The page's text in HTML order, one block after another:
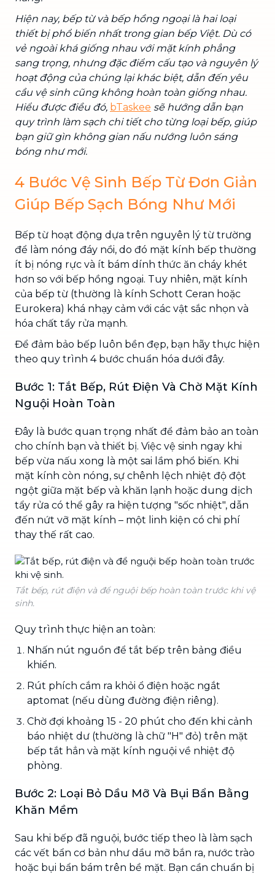
Hiện nay, bếp từ và bếp hồng ngoại là hai loại
thiết bị phổ biến nhất trong gian bếp Việt. Dù có
vẻ ngoài khá giống nhau với mặt kính phẳng
sang trọng, nhưng đặc điểm cấu tạo và nguyên lý
hoạt động của chúng lại khác biệt, dẫn đến yêu
cầu vệ sinh cũng không hoàn toàn giống nhau.
Hiểu được điều đó, bTaskee sẽ hướng dẫn bạn
quy trình làm sạch chi tiết cho từng loại bếp, giúp
bạn giữ gìn không gian nấu nướng luôn sáng
bóng như mới.
4 Bước Vệ Sinh Bếp Từ Đơn Giản
Giúp Bếp Sạch Bóng Như Mới
Bếp từ hoạt động dựa trên nguyên lý từ trường
để làm nóng đáy nồi, do đó mặt kính bếp thường
ít bị nóng rực và ít bám dính thức ăn cháy khét
hơn so với bếp hồng ngoại. Tuy nhiên, mặt kính
của bếp từ (thường là kính Schott Ceran hoặc
Eurokera) khá nhạy cảm với các vật sắc nhọn và
hóa chất tẩy rửa mạnh.
Để đảm bảo bếp luôn bền đẹp, bạn hãy thực hiện
theo quy trình 4 bước chuẩn hóa dưới đây.
Bước 1: Tắt Bếp, Rút Điện Và Chờ Mặt Kính
Nguội Hoàn Toàn
Đây là bước quan trọng nhất để đảm bảo an toàn
cho chính bạn và thiết bị. Việc vệ sinh ngay khi
bếp vừa nấu xong là một sai lầm phổ biến. Khi
mặt kính còn nóng, sự chênh lệch nhiệt độ đột
ngột giữa mặt bếp và khăn lạnh hoặc dung dịch
tẩy rửa có thể gây ra hiện tượng "sốc nhiệt", dẫn
đến nứt vỡ mặt kính – một linh kiện có chi phí
thay thế rất cao.
Tắt bếp, rút điện và để nguội bếp hoàn toàn trước khi vệ
sinh.
Quy trình thực hiện an toàn:
Nhấn nút nguồn để tắt bếp trên bảng điều
khiển.
Rút phích cắm ra khỏi ổ điện hoặc ngắt
aptomat (nếu dùng đường điện riêng).
Chờ đợi khoảng 15 - 20 phút cho đến khi cảnh
báo nhiệt dư (thường là chữ "H" đỏ) trên mặt
bếp tắt hẳn và mặt kính nguội về nhiệt độ
phòng.
Bước 2: Loại Bỏ Dầu Mỡ Và Bụi Bẩn Bằng
Khăn Mềm
Sau khi bếp đã nguội, bước tiếp theo là làm sạch
các vết bẩn cơ bản như dầu mỡ bắn ra, nước trào
hoặc bụi bẩn bám trên bề mặt. Bạn cần chuẩn bị